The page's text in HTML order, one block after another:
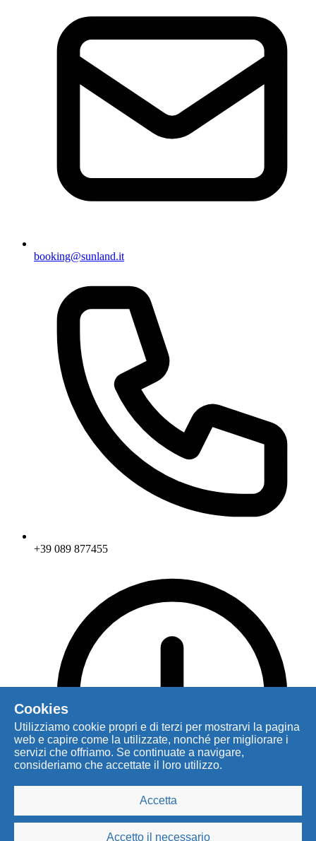
booking@sunland.it
+39 089 877455
Cookies
Utilizziamo cookie propri e di terzi per mostrarvi la pagina
web e capire come la utilizzate, nonché per migliorare i
servizi che offriamo. Se continuate a navigare,
consideriamo che accettate il loro utilizzo.
Accetta
Accetto il necessario